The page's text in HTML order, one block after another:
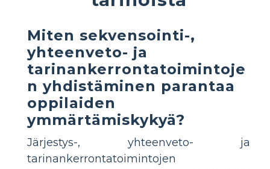
Miten sekvensointi-,
yhteenveto- ja
tarinankerrontatoimintoje
n yhdistäminen parantaa
oppilaiden
ymmärtämiskykyä?
Järjestys-, yhteenveto- ja
tarinankerrontatoimintojen